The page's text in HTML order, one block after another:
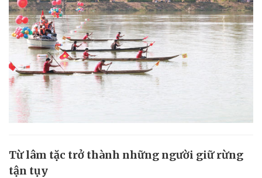
Từ lâm tặc trở thành những người giữ rừng
tận tụy